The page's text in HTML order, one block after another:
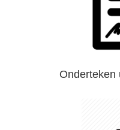
Onderteken